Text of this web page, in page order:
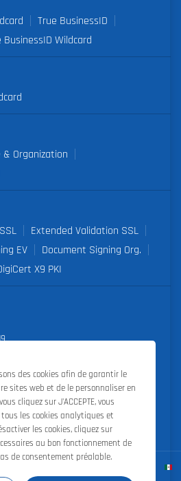
True BusinessID
BusinessID Wildcard
& Organization
Extended Validation SSL
EV
Document Signing Org.
X9 PKI
Award 2018, 2019, 2020, 2021,
des cookies afin de garantir le
sites web et de le personnaliser en
cliquez sur J'ACCEPTE, vous
les cookies analytiques et
les cookies, cliquez sur
au bon fonctionnement de
de consentement préalable.